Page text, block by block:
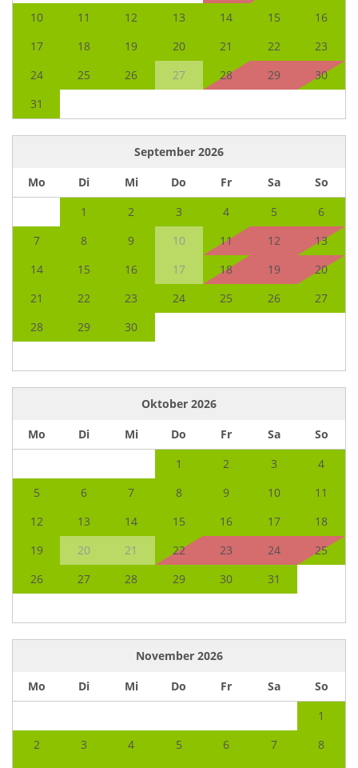
10
11 12 13 14 15
16
17
18 19 20 21 22
23
24
25 26 27 28 29
30
31
September 2026
Mo
Di Mi Do Fr Sa
So
1
2 3 4 5
6
7
8 9 10 11 12
13
14
15 16 17 18 19
20
21
22 23 24 25 26
27
28
29 30
Oktober 2026
Mo
Di Mi Do Fr Sa
So
1
2 3
4
5
6 7 8 9 10
11
12
13 14 15 16 17
18
19
20 21 22 23 24
25
26
27 28 29 30 31
November 2026
Mo
Di Mi Do Fr Sa
So
1
2
3 4 5 6 7
8